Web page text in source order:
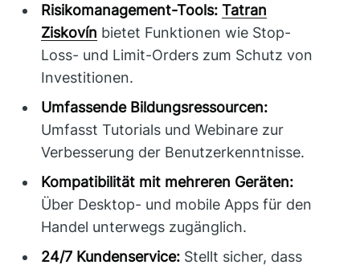
Risikomanagement-Tools: Tatran
Ziskovín bietet Funktionen wie Stop-
Loss- und Limit-Orders zum Schutz von
Investitionen.
Umfassende Bildungsressourcen:
Umfasst Tutorials und Webinare zur
Verbesserung der Benutzerkenntnisse.
Kompatibilität mit mehreren Geräten:
Über Desktop- und mobile Apps für den
Handel unterwegs zugänglich.
24/7 Kundenservice: Stellt sicher, dass